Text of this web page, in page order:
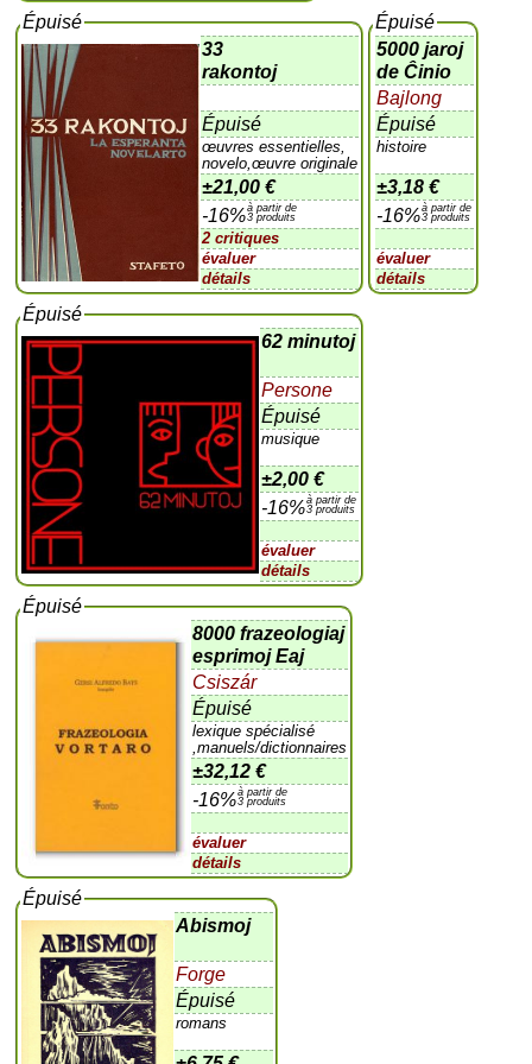
Épuisé
33
rakontoj
Épuisé
œuvres essentielles,
novelo,œuvre originale
±21,00 €
-16%à partir de
3 produits
2 critiques
évaluer
détails
Épuisé
5000 jaroj
de Ĉinio
Bajlong
Épuisé
histoire
±3,18 €
-16%à partir de
3 produits
évaluer
détails
Épuisé
62 minutoj
Persone
Épuisé
musique
±2,00 €
-16%à partir de
3 produits
évaluer
détails
Épuisé
8000 frazeologiaj
esprimoj Eaj
Csiszár
Épuisé
lexique spécialisé
,manuels/dictionnaires
±32,12 €
-16%à partir de
3 produits
évaluer
détails
Épuisé
Abismoj
Forge
Épuisé
romans